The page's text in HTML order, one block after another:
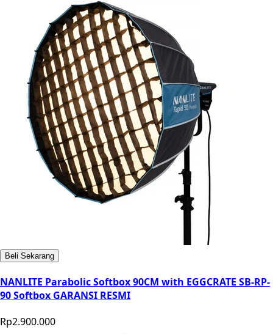
Beli Sekarang
NANLITE Parabolic Softbox 90CM with EGGCRATE SB-RP-
90 Softbox GARANSI RESMI
Rp2.900.000